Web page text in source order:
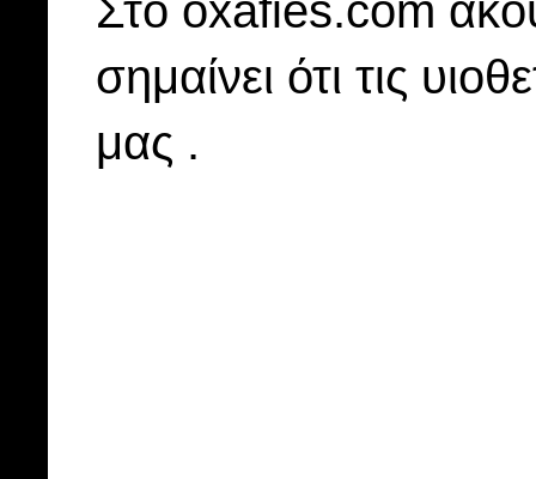
σημαίνει ότι τις
μας .